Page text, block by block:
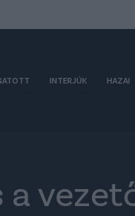
INTERJÚK HAZAI
a